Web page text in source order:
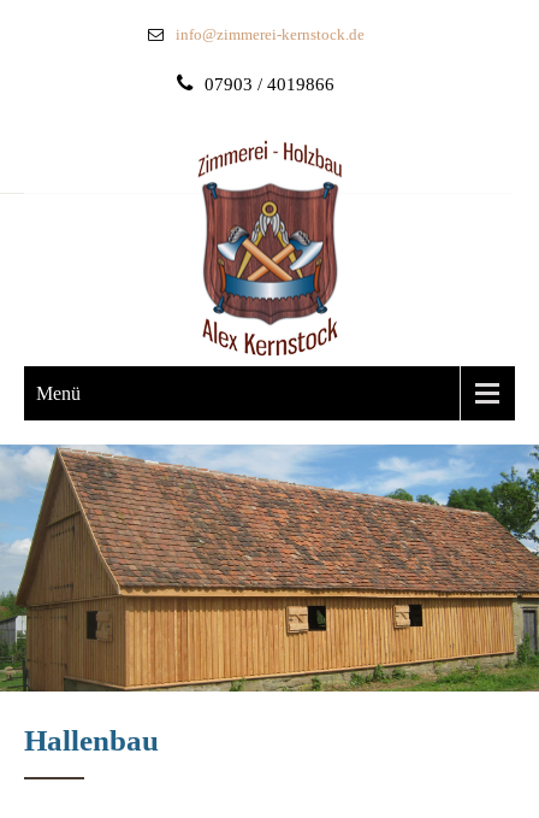
info@zimmerei-kernstock.de
07903 / 4019866
Menü
Hallenbau